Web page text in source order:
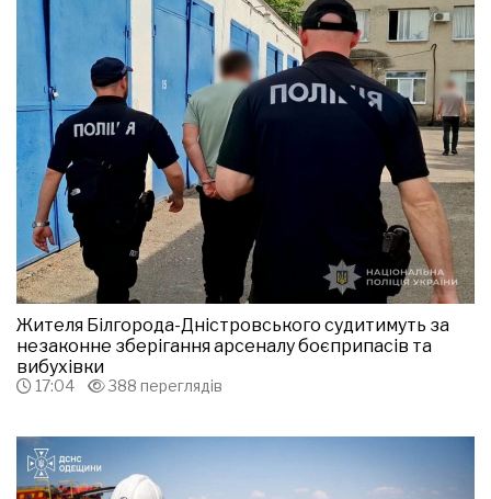
Жителя Білгорода-Дністровського судитимуть за
незаконне зберігання арсеналу боєприпасів та
вибухівки
17:04 388 переглядів